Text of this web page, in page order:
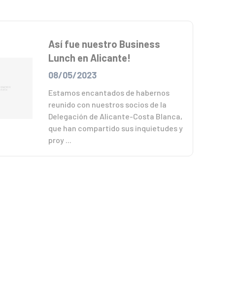
Así fue nuestro Business
Lunch en Alicante!
08/05/2023
Estamos encantados de habernos
reunido con nuestros socios de la
Delegación de Alicante-Costa Blanca,
que han compartido sus inquietudes y
proy ...